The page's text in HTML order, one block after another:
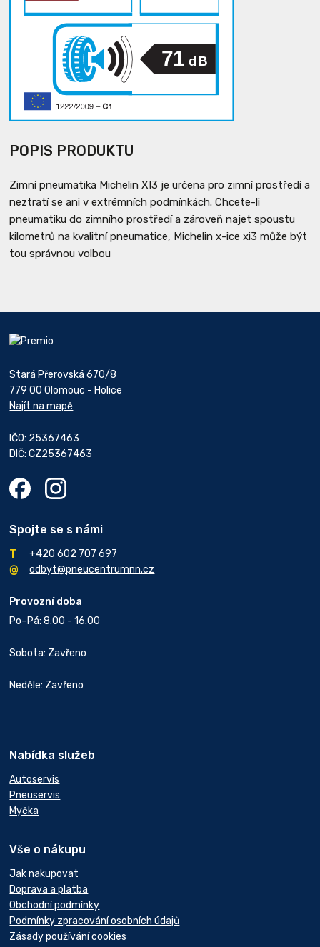
71 dB
POPIS PRODUKTU
Zimní pneumatika Michelin XI3 je určena pro zimní prostředí a
neztratí se ani v extrémních podmínkách. Chcete-li
pneumatiku do zimního prostředí a zároveň najet spoustu
kilometrů na kvalitní pneumatice, Michelin x-ice xi3 může být
tou správnou volbou
Stará Přerovská 670/8
779 00 Olomouc - Holice
Najít na mapě
IČO: 25367463
DIČ: CZ25367463
Spojte se s námi
+420 602 707 697
odbyt@pneucentrumnn.cz
Provozní doba
Po–Pá: 8.00 - 16.00
Sobota: Zavřeno
Neděle: Zavřeno
Nabídka služeb
Autoservis
Pneuservis
Myčka
Vše o nákupu
Jak nakupovat
Doprava a platba
Obchodní podmínky
Podmínky zpracování osobních údajů
Zásady používání cookies